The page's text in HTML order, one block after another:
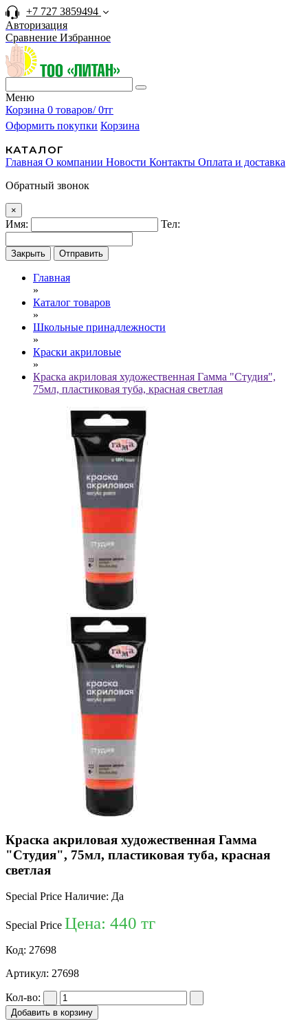
+7 727 3859494
Авторизация
Сравнение Избранное
Меню
Корзина 0 товаров/ 0тг
Оформить покупки Корзина
КАТАЛОГ
Главная О компании Новости Контакты Оплата и доставка
Обратный звонок
×
Имя: Тел:
Закрыть Отправить
Главная
»
Каталог товаров
»
Школьные принадлежности
»
Краски акриловые
»
Краска акриловая художественная Гамма "Студия",
75мл, пластиковая туба, красная светлая
Краска акриловая художественная Гамма
"Студия", 75мл, пластиковая туба, красная
светлая
Special Price Наличие: Да
Special Price Цена: 440 тг
Код: 27698
Артикул: 27698
Кол-во:
Добавить в корзину